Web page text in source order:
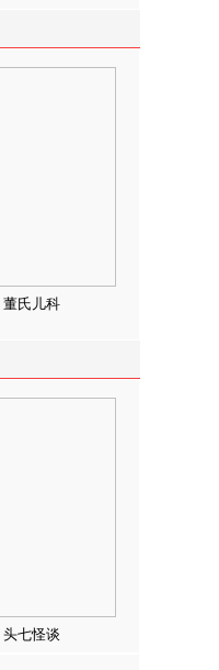
董氏儿科
头七怪谈